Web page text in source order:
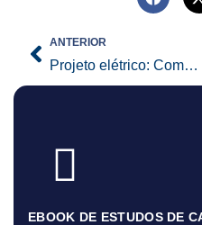
Prev
ANTERIOR
Projeto elétrico: Como funciona?
EBOOK DE ESTUDOS DE